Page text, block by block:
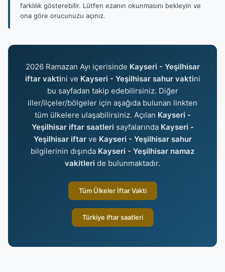
farklılık gösterebilir. Lütfen ezanın okunmasını bekleyin ve
ona göre orucunuzu açınız.
2026 Ramazan Ayı içerisinde Kayseri - Yeşilhisar
iftar vaktini ve Kayseri - Yeşilhisar sahur vaktini
bu sayfadan takip edebilirsiniz. Diğer
iller/ilçeler/bölgeler için aşağıda bulunan linkten
tüm ülkelere ulaşabilirsiniz. Açılan Kayseri -
Yeşilhisar iftar saatleri sayfalarında Kayseri -
Yeşilhisar iftarve Kayseri - Yeşilhisar sahur
bilgilerinin dışında Kayseri - Yeşilhisar namaz
vakitleri de bulunmaktadır.
Tüm Ülkeler İftar Vakti
Türkiye iftar saatleri